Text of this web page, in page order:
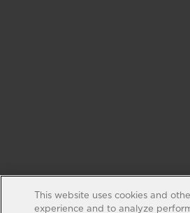
This website uses cookies and
experience and to analyze